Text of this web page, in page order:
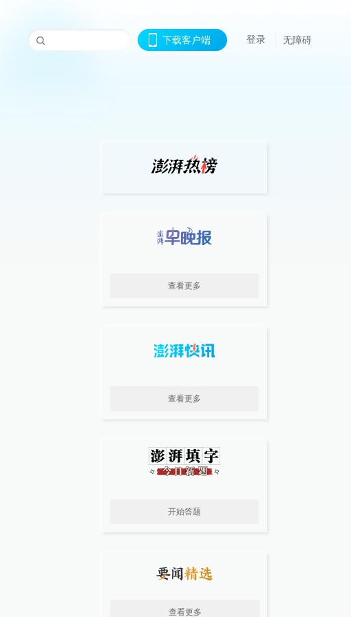
下载客户端 登录 无障碍
查看更多
查看更多
开始答题
查看更多